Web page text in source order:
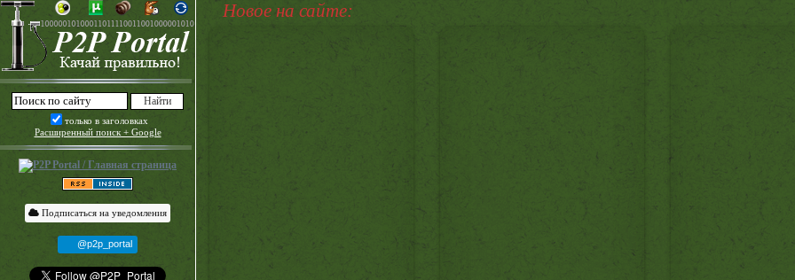
только в заголовках
Расширенный поиск + Google
Подписаться на уведомления
@p2p_portal
Новое на сайте: